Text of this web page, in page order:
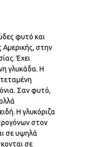
φυτό και
Αμερικής, στην
Έχει
γλυκάδα. Η
Σαν φυτό,
Η γλυκόριζα
στον
σε υψηλά
σε